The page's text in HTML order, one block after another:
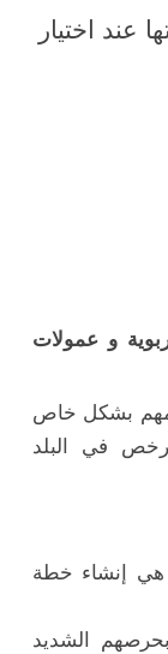
عند اختيار
و عمولات
بشكل خاص
في البلد
هي إنشاء خطة
الشديد